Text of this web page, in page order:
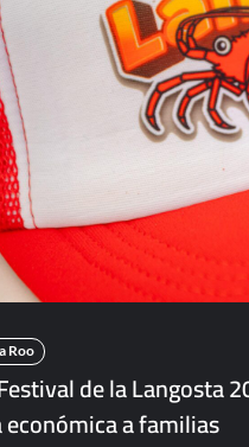
Roo
de la Langosta
a familias